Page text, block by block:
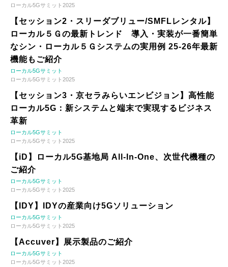
ローカル5Gサミット2025
【セッション2・スリーダブリュー/SMFLレンタル】
ローカル５Ｇの最新トレンド 導入・実装が一番簡単
なシン・ローカル５Ｇシステムの実用例 25-26年最新
機能もご紹介
ローカル5Gサミット
ローカル5Gサミット2025
【セッション3・京セラみらいエンビジョン】高性能
ローカル5G：新システムと端末で実現するビジネス
革新
ローカル5Gサミット
ローカル5Gサミット2025
【iD】ローカル5G基地局 All-In-One、次世代機種の
ご紹介
ローカル5Gサミット
ローカル5Gサミット2025
【IDY】IDYの産業向け5Gソリューション
ローカル5Gサミット
ローカル5Gサミット2025
【Accuver】展示製品のご紹介
ローカル5Gサミット
ローカル5Gサミット2025